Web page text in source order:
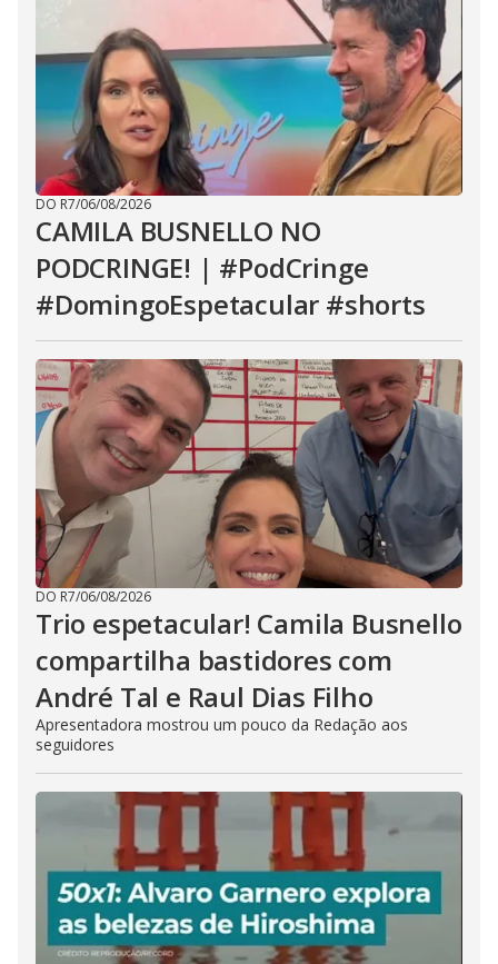
DO R7/06/08/2026
CAMILA BUSNELLO NO
PODCRINGE! | #PodCringe
#DomingoEspetacular #shorts
DO R7/06/08/2026
Trio espetacular! Camila Busnello
compartilha bastidores com
André Tal e Raul Dias Filho
Apresentadora mostrou um pouco da Redação aos
seguidores